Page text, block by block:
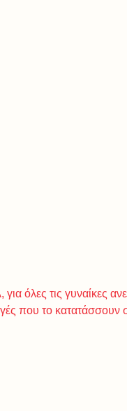
όλες τις γυναίκες
που το κατατάσσουν